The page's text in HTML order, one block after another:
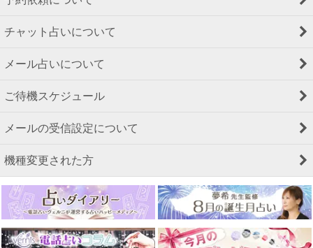
チャット占いについて
メール占いについて
ご待機スケジュール
メールの受信設定について
機種変更された方